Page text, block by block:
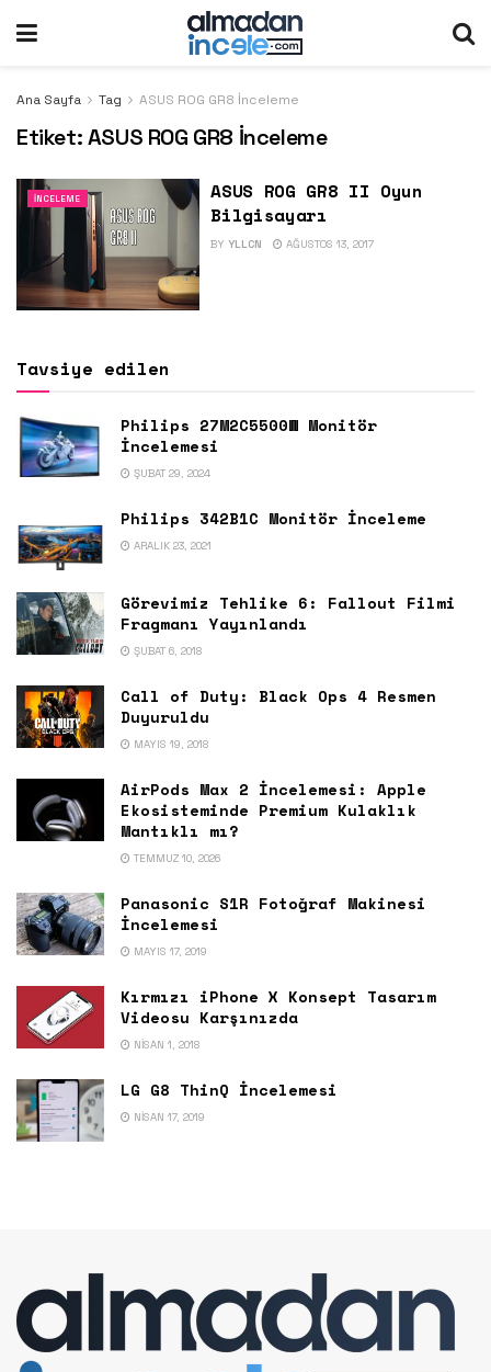
Ana Sayfa Tag ASUS ROG GR8 İnceleme
Etiket:ASUS ROG GR8 İnceleme
İNCELEME
ASUS ROG GR8 II Oyun
Bilgisayarı
BY YLLCN AĞUSTOS 13, 2017
Tavsiye edilen
Philips 27M2C5500W Monitör
İncelemesi
ŞUBAT 29, 2024
Philips 342B1C Monitör İnceleme
ARALIK 23, 2021
Görevimiz Tehlike 6: Fallout Filmi
Fragmanı Yayınlandı
ŞUBAT 6, 2018
Call of Duty: Black Ops 4 Resmen
Duyuruldu
MAYIS 19, 2018
AirPods Max 2 İncelemesi: Apple
Ekosisteminde Premium Kulaklık
Mantıklı mı?
TEMMUZ 10, 2026
Panasonic S1R Fotoğraf Makinesi
İncelemesi
MAYIS 17, 2019
Kırmızı iPhone X Konsept Tasarım
Videosu Karşınızda
NISAN 1, 2018
LG G8 ThinQ İncelemesi
NISAN 17, 2019